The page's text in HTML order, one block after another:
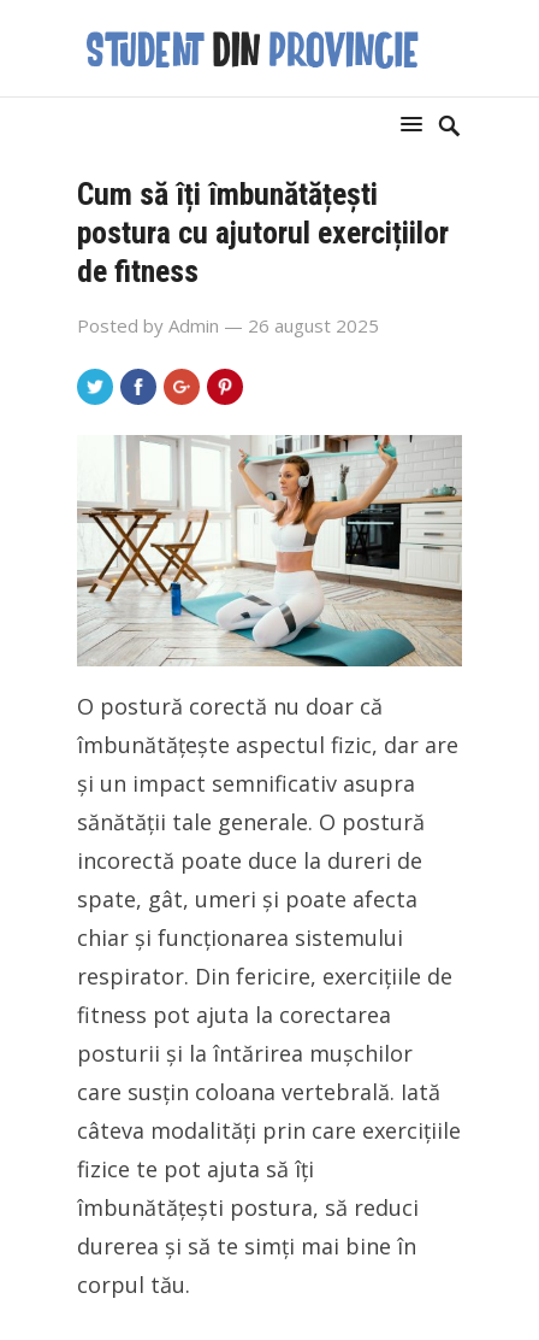
Cum să îți îmbunătățești
postura cu ajutorul exercițiilor
de fitness
Posted by Admin — 26 august 2025
O postură corectă nu doar că
îmbunătățește aspectul fizic, dar are
și un impact semnificativ asupra
sănătății tale generale. O postură
incorectă poate duce la dureri de
spate, gât, umeri și poate afecta
chiar și funcționarea sistemului
respirator. Din fericire, exercițiile de
fitness pot ajuta la corectarea
posturii și la întărirea mușchilor
care susțin coloana vertebrală. Iată
câteva modalități prin care exercițiile
fizice te pot ajuta să îți
îmbunătățești postura, să reduci
durerea și să te simți mai bine în
corpul tău.